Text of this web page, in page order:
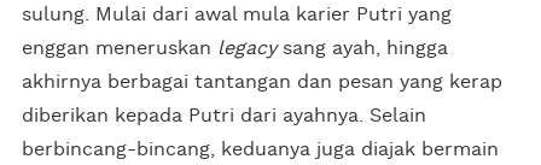
sulung. Mulai dari awal mula karier Putri yang
enggan meneruskan legacysang ayah, hingga
akhirnya berbagai tantangan dan pesan yang kerap
diberikan kepada Putri dari ayahnya. Selain
berbincang-bincang, keduanya juga diajak bermain